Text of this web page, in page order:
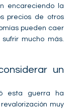
encareciendo la
precios de otros
pueden caer
mucho más.
un
esta guerra ha
muy